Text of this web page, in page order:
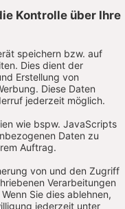
Lösung wird
Wirkliche
möglich. Sie zu
was hilft, auf das
Zugängen als dem
andere Meinungen,
Dauer hilft es, sie